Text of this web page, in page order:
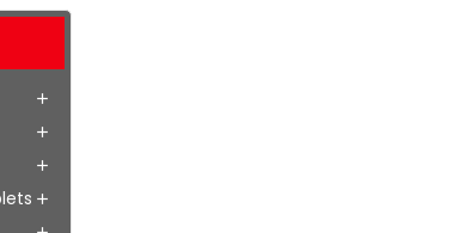



